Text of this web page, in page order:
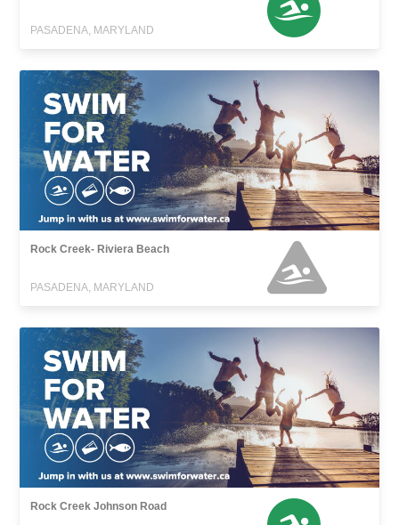
PASADENA, MARYLAND
Rock Creek- Riviera Beach
PASADENA, MARYLAND
Rock Creek Johnson Road